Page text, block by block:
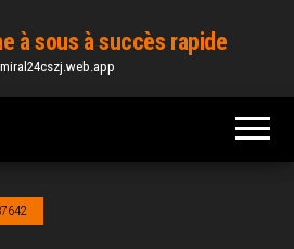
à sous à succès rapide